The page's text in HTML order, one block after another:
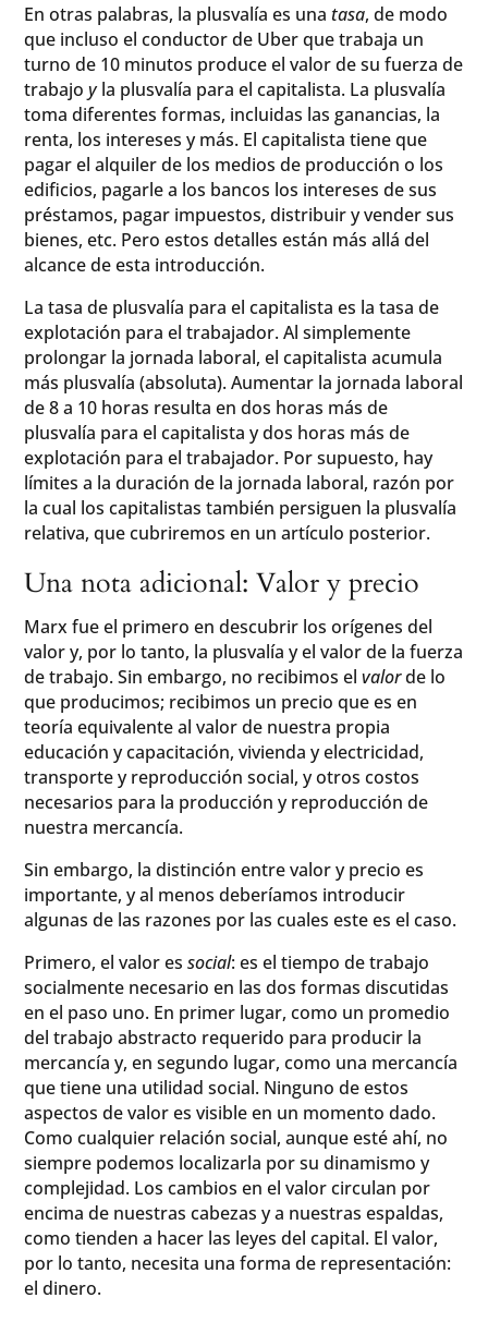
En otras palabras, la plusvalía es una tasa, de modo
que incluso el conductor de Uber que trabaja un
turno de 10 minutos produce el valor de su fuerza de
trabajoyla plusvalía para el capitalista. La plusvalía
toma diferentes formas, incluidas las ganancias, la
renta, los intereses y más. El capitalista tiene que
pagar el alquiler de los medios de producción o los
edificios, pagarle a los bancos los intereses de sus
préstamos, pagar impuestos, distribuir y vender sus
bienes, etc. Pero estos detalles están más allá del
alcance de esta introducción.
La tasa de plusvalía para el capitalista es la tasa de
explotación para el trabajador. Al simplemente
prolongar la jornada laboral, el capitalista acumula
más plusvalía (absoluta). Aumentar la jornada laboral
de 8 a 10 horas resulta en dos horas más de
plusvalía para el capitalista y dos horas más de
explotación para el trabajador. Por supuesto, hay
límites a la duración de la jornada laboral, razón por
la cual los capitalistas también persiguen la plusvalía
relativa, que cubriremos en un artículo posterior.
Una nota adicional: Valor y precio
Marx fue el primero en descubrir los orígenes del
valor y, por lo tanto, la plusvalía y el valor de la fuerza
de trabajo. Sin embargo, no recibimos elvalorde lo
que producimos; recibimos un precio que es en
teoría equivalente al valor de nuestra propia
educación y capacitación, vivienda y electricidad,
transporte y reproducción social, y otros costos
necesarios para la producción y reproducción de
nuestra mercancía.
Sin embargo, la distinción entre valor y precio es
importante, y al menos deberíamos introducir
algunas de las razones por las cuales este es el caso.
Primero, el valor essocial: es el tiempo de trabajo
socialmente necesario en las dos formas discutidas
en el paso uno. En primer lugar, como un promedio
del trabajo abstracto requerido para producir la
mercancía y, en segundo lugar, como una mercancía
que tiene una utilidad social. Ninguno de estos
aspectos de valor es visible en un momento dado.
Como cualquier relación social, aunque esté ahí, no
siempre podemos localizarla por su dinamismo y
complejidad. Los cambios en el valor circulan por
encima de nuestras cabezas y a nuestras espaldas,
como tienden a hacer las leyes del capital. El valor,
por lo tanto, necesita una forma de representación:
el dinero.